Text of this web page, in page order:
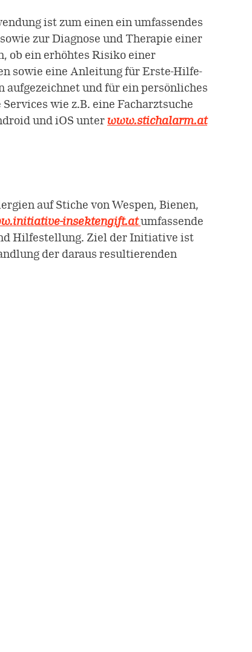
ist zum einen ein umfassendes
zur Diagnose und Therapie einer
ob ein erhöhtes Risiko einer
sowie eine Anleitung für Erste-Hilfe-
und für ein persönliches
wie z.B. eine Facharztsuche
und iOS unterwww.stichalarm.at
auf Stiche von Wespen, Bienen,
insektengift.atumfassende
Hilfestellung. Ziel der Initiative ist
der daraus resultierenden